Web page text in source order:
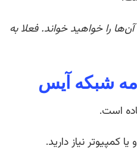
را خواهید خواند. فعلا به
شبکه آیس
است.
کمپیوتر نیاز دارید.